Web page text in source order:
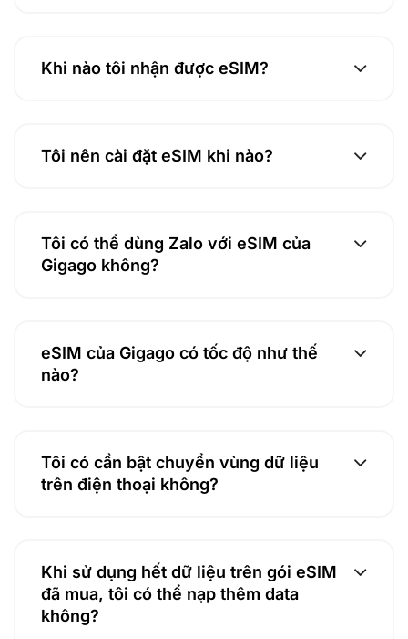
Khi nào tôi nhận được eSIM?
Tôi nên cài đặt eSIM khi nào?
Tôi có thể dùng Zalo với eSIM của
Gigago không?
eSIM của Gigago có tốc độ như thế
nào?
Tôi có cần bật chuyển vùng dữ liệu
trên điện thoại không?
Khi sử dụng hết dữ liệu trên gói eSIM
đã mua, tôi có thể nạp thêm data
không?